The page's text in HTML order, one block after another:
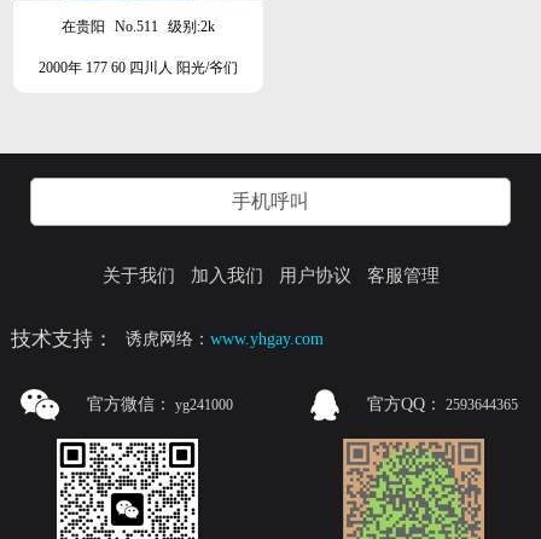
在贵阳 No.511 级别:2k
2000年 177 60 四川人 阳光/爷们
手机呼叫
关于我们 加入我们 用户协议 客服管理
技术支持： 诱虎网络：www.yhgay.com
官方微信： yg241000 官方QQ： 2593644365